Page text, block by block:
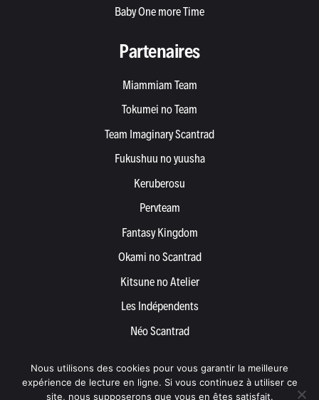
Baby One more Time
Partenaires
Miammiam Team
Tokumei no Team
Team Imaginary Scantrad
Fukushuu no yuusha
Keruberosu
Pervteam
Fantasy Kingdom
Okami no Scantrad
Kitsune no Atelier
Les Indépendents
Néo Scantrad
Devenir partenaire
Nous utilisons des cookies pour vous garantir la meilleure
expérience de lecture en ligne. Si vous continuez à utiliser ce
site, nous supposerons que vous en êtes satisfait.